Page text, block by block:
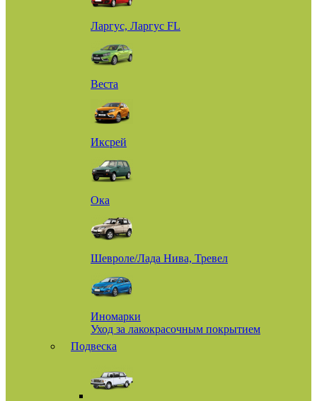
Ларгус, Ларгус FL
Веста
Иксрей
Ока
Шевроле/Лада Нива, Тревел
Иномарки
Уход за лакокрасочным покрытием
Подвеска